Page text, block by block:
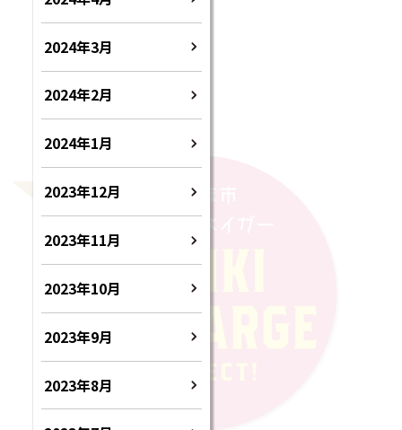
2024年3月
2024年2月
2024年1月
2023年12月
2023年11月
2023年10月
2023年9月
2023年8月